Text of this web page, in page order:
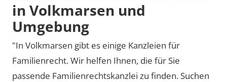
in Volkmarsen und
Umgebung
"In Volkmarsen gibt es einige Kanzleien für
Familienrecht. Wir helfen Ihnen, die für Sie
passende Familienrechtskanzlei zu finden. Suchen